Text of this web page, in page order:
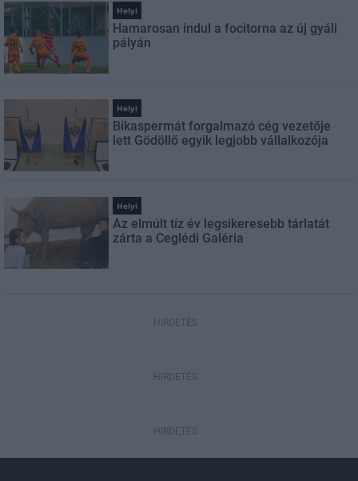
Helyi
Hamarosan indul a focitorna az új gyáli
pályán
Helyi
Bikaspermát forgalmazó cég vezetője
lett Gödöllő egyik legjobb vállalkozója
Helyi
Az elmúlt tíz év legsikeresebb tárlatát
zárta a Ceglédi Galéria
HIRDETÉS
HIRDETÉS
HIRDETÉS